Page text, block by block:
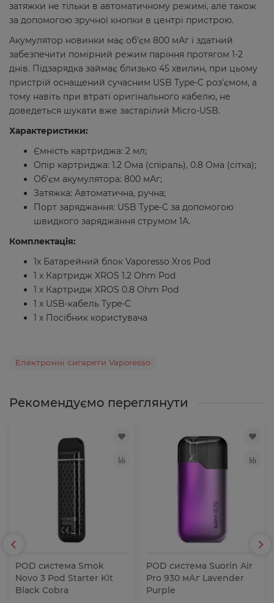
затяжки не тільки в автоматичному режимі, але також
за допомогою зручної кнопки в центрі пристрою.
Акумулятор новинки має об'єм 800 мАг і здатний
забезпечити помірний режим паріння протягом 1-2
днів. Підзарядка займає близько 45 хвилин, при цьому
пристрій оснащений сучасним USB Type-C роз'ємом, а
тому навіть при втраті оригінального кабелю, не
доведеться шукати вже застарілий Micro-USB.
Характеристики:
Ємність картриджа: 2 мл;
Опір картриджа: 1.2 Ома (спіраль), 0.8 Ома (сітка);
Об'єм акумулятора: 800 мАг;
Затяжка: Автоматична, ручна;
Порт заряджання: USB Type-C за допомогою
швидкого заряджання струмом 1А.
Комплектація:
1х Батарейний блок Vaporesso Xros Pod
1 x Картридж XROS 1.2 Ohm Pod
1 х Картридж XROS 0.8 Ohm Pod
1 x USB-кабель Type-C
1 x Посібник користувача
Електронні сигарети Vaporesso
Рекомендуємо переглянути
POD система Smok
Novo 3 Pod Starter Kit
Black Cobra
POD система Suorin Air
Pro 930 мАг Lavender
Purple